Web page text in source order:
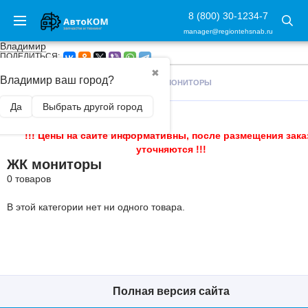
8 (800) 30-1234-7
manager@regiontehsnab.ru
Владимир
✖
Владимир ваш город?
Да Выбрать другой город
ПОДЕЛИТЬСЯ:
ГЛАВНАЯ / АВТОАКСЕССУАРЫ ЖК МОНИТОРЫ
!!! Цены на сайте информативны, после размещения
уточняются !!!
ЖК мониторы
0 товаров
В этой категории нет ни одного товара.
Полная версия сайта